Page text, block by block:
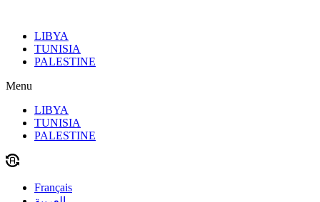
contenuLIBYA
TUNISIA
PALESTINE
Menu
LIBYA
TUNISIA
PALESTINE
Français